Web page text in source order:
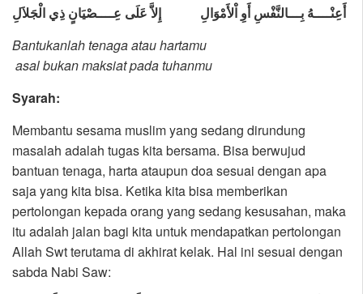
أَعِنْــــهُ بِـــالنَّفْسِ أَوِ اْلأَمْوَالِ
إِلاَّ عَلَى عِــــصْيَانٍ ذِي الْجَلاَلِ
Bantukanlah tenaga atau hartamu
asal bukan maksiat pada tuhanmu
Syarah:
Membantu sesama muslim yang sedang dirundung
masalah adalah tugas kita bersama. Bisa berwujud
bantuan tenaga, harta ataupun doa sesuai dengan apa
saja yang kita bisa. Ketika kita bisa memberikan
pertolongan kepada orang yang sedang kesusahan, maka
itu adalah jalan bagi kita untuk mendapatkan pertolongan
Allah Swt terutama di akhirat kelak. Hal ini sesuai dengan
sabda Nabi Saw: